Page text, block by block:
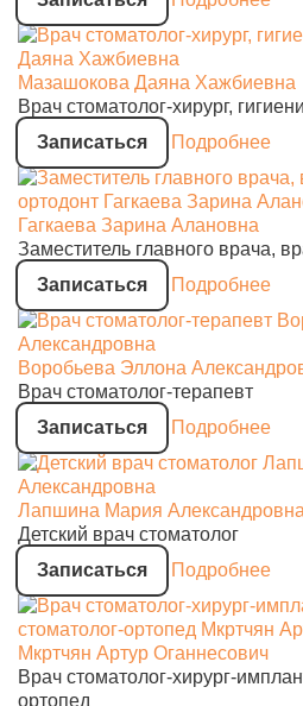
Мазашокова Даяна Хажбиевна
Врач стоматолог-хирург,
Записаться
Подробнее
Гагкаева Зарина Алановна
Заместитель главного врача,
Записаться
Подробнее
Воробьева Эллона
Врач стоматолог-терапевт
Записаться
Подробнее
Лапшина Мария Александровна
Детский врач стоматолог
Записаться
Подробнее
Мкртчян Артур Оганнесович
Врач стоматолог-хирург-
ортопед